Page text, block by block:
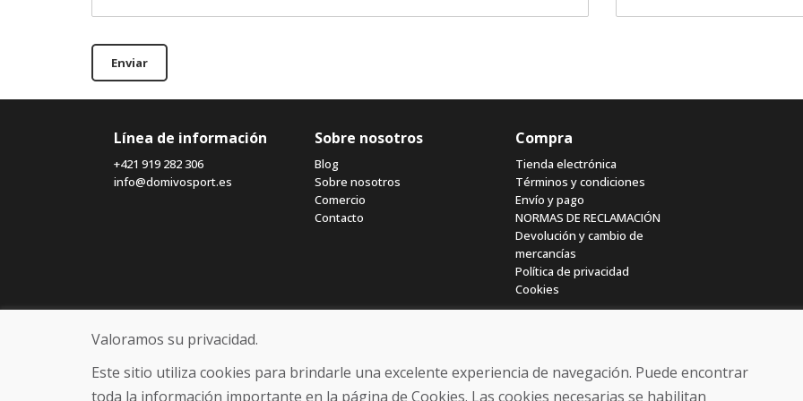
Enviar
Línea de información
+421 919 282 306
info@domivosport.es
Sobre nosotros
Blog
Sobre nosotros
Comercio
Contacto
Compra
Tienda electrónica
Términos y condiciones
Envío y pago
NORMAS DE RECLAMACIÓN
Devolución y cambio de
mercancías
Política de privacidad
Cookies
Valoramos su privacidad.
Este sitio utiliza cookies para brindarle una excelente experiencia de navegación. Puede encontrar
toda la información importante en la página de Cookies. Las cookies necesarias se habilitan